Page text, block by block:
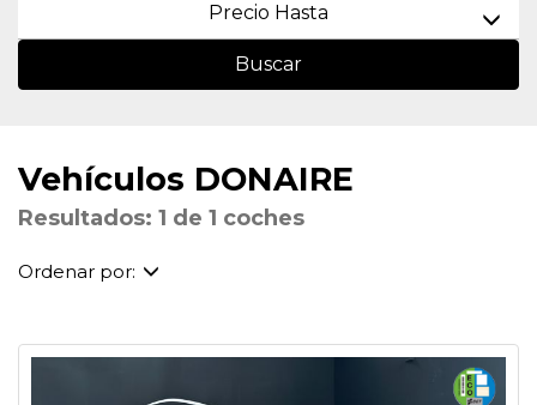
Precio Hasta
Buscar
Vehículos DONAIRE
Resultados: 1 de 1 coches
Ordenar por: